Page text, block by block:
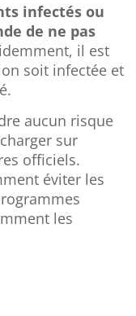
infectés ou
de ne pas
il est
soit infectée et
aucun risque
sur
officiels.
éviter les
les